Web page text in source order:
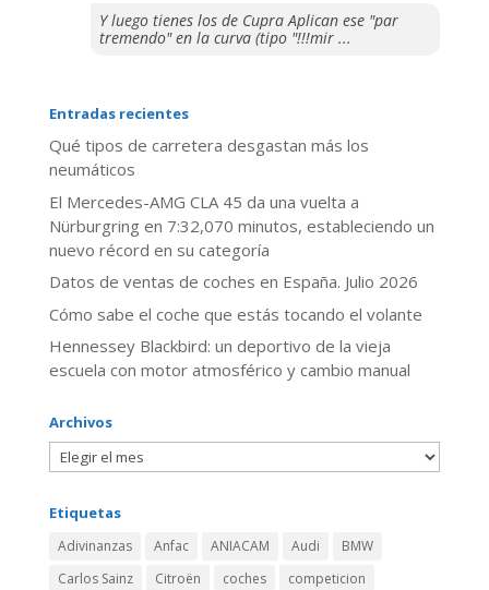
Y luego tienes los de Cupra Aplican ese "par
tremendo" en la curva (tipo "!!!mir ...
Entradas recientes
Qué tipos de carretera desgastan más los
neumáticos
El Mercedes-AMG CLA 45 da una vuelta a
Nürburgring en 7:32,070 minutos, estableciendo un
nuevo récord en su categoría
Datos de ventas de coches en España. Julio 2026
​Cómo sabe el coche que estás tocando el volante
Hennessey Blackbird: un deportivo de la vieja
escuela con motor atmosférico y cambio manual
Archivos
Etiquetas
Adivinanzas Anfac ANIACAM Audi
BMW
Carlos Sainz
Citroën coches
competicion